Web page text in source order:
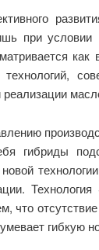
при
технологий,
реализации
гибриды
что
гибкую